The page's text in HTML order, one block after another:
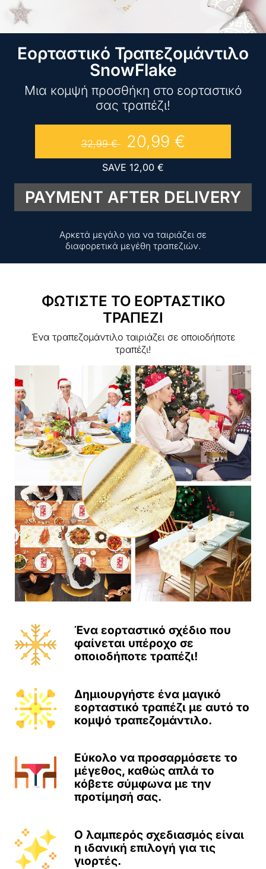
Εορταστικό Τραπεζομάντιλο
SnowFlake
Μια κομψή προσθήκη στο εορταστικό
σας τραπέζι!
32,99€ 20,99 €
SAVE 12,00 €
PAYMENT AFTER DELIVERY
Αρκετά μεγάλο για να ταιριάζει σε
διαφορετικά μεγέθη τραπεζιών.
ΦΩΤΙΣΤΕ ΤΟ ΕΟΡΤΑΣΤΙΚΟ
ΤΡΑΠΕΖΙ
Ένα τραπεζομάντιλο ταιριάζει σε οποιοδήποτε
τραπέζι!
Ένα εορταστικό σχέδιο που
φαίνεται υπέροχο σε
οποιοδήποτε τραπέζι!
Δημιουργήστε ένα μαγικό
εορταστικό τραπέζι με αυτό το
κομψό τραπεζομάντιλο.
Εύκολο να προσαρμόσετε το
μέγεθος, καθώς απλά το
κόβετε σύμφωνα με την
προτίμησή σας.
Ο λαμπερός σχεδιασμός είναι
η ιδανική επιλογή για τις
γιορτές.